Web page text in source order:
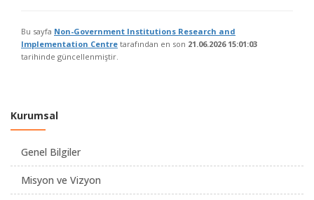
Bu sayfa Non-Government Institutions Research and
Implementation Centre tarafından en son 21.06.2026 15:01:03
tarihinde güncellenmiştir.
Kurumsal
Genel Bilgiler
Misyon ve Vizyon